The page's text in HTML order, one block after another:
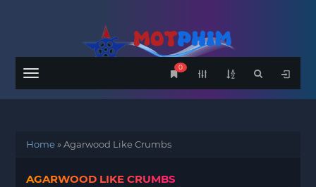
Menu
0
Home»Agarwood Like Crumbs
AGARWOOD LIKE CRUMBS